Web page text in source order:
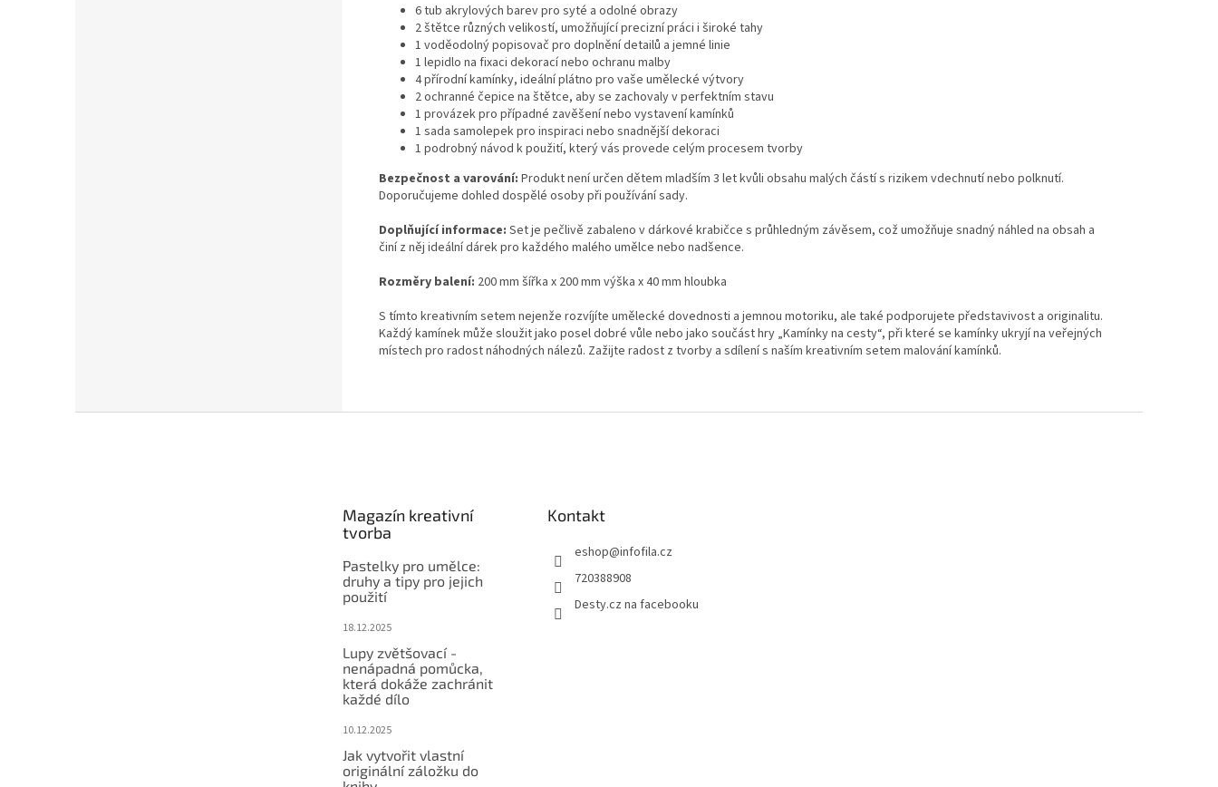
6 tub akrylových barev pro syté a odolné obrazy
2 štětce různých velikostí, umožňující precizní práci i široké tahy
1 voděodolný popisovač pro doplnění detailů a jemné linie
1 lepidlo na fixaci dekorací nebo ochranu malby
4 přírodní kamínky, ideální plátno pro vaše umělecké výtvory
2 ochranné čepice na štětce, aby se zachovaly v perfektním stavu
1 provázek pro případné zavěšení nebo vystavení kamínků
1 sada samolepek pro inspiraci nebo snadnější dekoraci
1 podrobný návod k použití, který vás provede celým procesem tvorby
Bezpečnost a varování: Produkt není určen dětem mladším 3 let kvůli obsahu malých částí s rizikem vdechnutí nebo polknutí.
Doporučujeme dohled dospělé osoby při používání sady.
Doplňující informace: Set je pečlivě zabaleno v dárkové krabičce s průhledným závěsem, což umožňuje snadný náhled na obsah a
činí z něj ideální dárek pro každého malého umělce nebo nadšence.
Rozměry balení: 200 mm šířka x 200 mm výška x 40 mm hloubka
S tímto kreativním setem nejenže rozvíjíte umělecké dovednosti a jemnou motoriku, ale také podporujete představivost a originalitu.
Každý kamínek může sloužit jako posel dobré vůle nebo jako součást hry „Kamínky na cesty“, při které se kamínky ukryjí na veřejných
místech pro radost náhodných nálezů. Zažijte radost z tvorby a sdílení s naším kreativním setem malování kamínků.
Magazín kreativní
tvorba
Pastelky pro umělce:
druhy a tipy pro jejich
použití
18.12.2025
Lupy zvětšovací -
nenápadná pomůcka,
která dokáže zachránit
každé dílo
10.12.2025
Jak vytvořit vlastní
originální záložku do
Kontakt
eshop@infofila.cz
720388908
Desty.cz na facebooku